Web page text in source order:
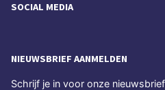
SOCIAL MEDIA
NIEUWSBRIEF AANMELDEN
Schrijf je in voor onze